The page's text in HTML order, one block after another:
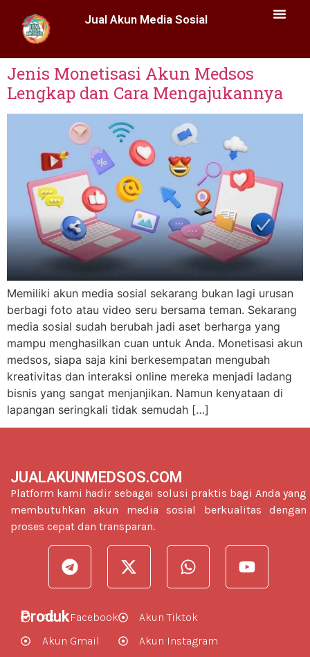
Jual Akun Media Sosial
Jenis Monetisasi Akun Medsos
Lengkap dan Cara Mengajukannya
Memiliki akun media sosial sekarang bukan lagi urusan
berbagi foto atau video seru bersama teman. Sekarang
media sosial sudah berubah jadi aset berharga yang
mampu menghasilkan cuan untuk Anda. Monetisasi akun
medsos, siapa saja kini berkesempatan mengubah
kreativitas dan interaksi online mereka menjadi ladang
bisnis yang sangat menjanjikan. Namun kenyataan di
lapangan seringkali tidak semudah […]
JUALAKUNMEDSOS.COM
Platform kami hadir sebagai solusi praktis bagi Anda yang
membutuhkan akun media sosial berkualitas dengan
proses cepat dan transparan.
Produk
Akun Facebook
Akun Gmail
Akun Tiktok
Akun Instagram